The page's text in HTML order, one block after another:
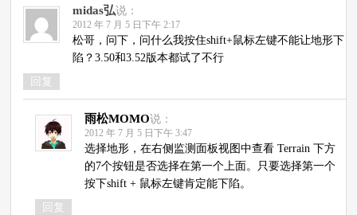
midas弘说：
2012 年 7 月 5 日下午 2:17
松哥，问下，问什么我按住shift+鼠标左键不能让地形下
陷？3.50和3.52版本都试了不行
回复
雨松MOMO说：
2012 年 7 月 5 日下午 3:47
选择地形，在右侧监测面板视图中查看 Terrain 下方
的7个按钮是否选择在第一个上面。只要选择第一个
按下shift + 鼠标左键肯定能下陷。
回复